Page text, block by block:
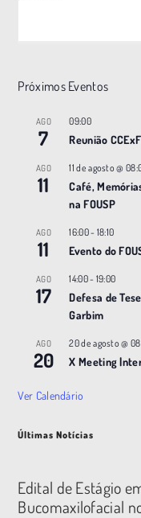
g
Próximos Eventos
AGO
7
09:00
Reunião
AGO
11
11 de agosto @
Café,
na FOUSP
AGO
11
16:00- 18:10
Evento do
AGO
17
14:00- 19:00
Defesa de
Garbim
AGO
20
20 de agosto @
X Meeting
Ver Calendário
Últimas Notícias
Edital de Estágio
Bucomaxilofacial